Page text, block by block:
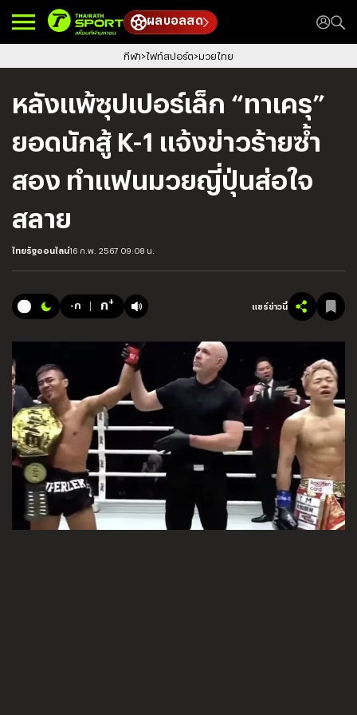
ผลบอลสด
กีฬา ไฟท์สปอร์ต มวยไทย
หลังแพ้ซุปเปอร์เล็ก “ทาเครุ”
ยอดนักสู้ K-1 แจ้งข่าวร้ายซ้ำ
สอง ทำแฟนมวยญี่ปุ่นส่อใจ
สลาย
ไทยรัฐออนไลน์16 ก.พ. 2567 09:08 น.
-ก ก+ แชร์ข่าวนี้